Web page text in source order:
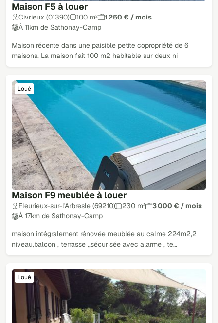
Maison F5 à louer
Civrieux (01390) 100 m²
1 250 € / mois
À 11km de Sathonay-Camp
Maison récente dans une paisible petite copropriété de 6
maisons. La maison fait 100 m2 habitable sur deux ni
Maison F9 meublée à louer
Loué
Fleurieux-sur-l'Arbresle (69210) 230 m²
3 000 € / mois
À 17km de Sathonay-Camp
maison intégralement rénovée meublée au calme 224m2,2
niveau,balcon , terrasse ,,sécurisée avec alarme , te…
Loué